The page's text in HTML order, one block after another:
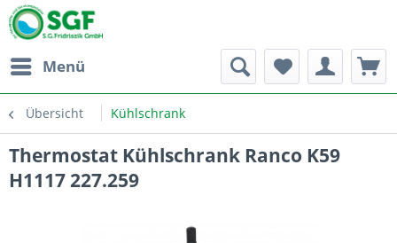
Menü
Übersicht Kühlschrank
Thermostat Kühlschrank Ranco K59
H1117 227.259